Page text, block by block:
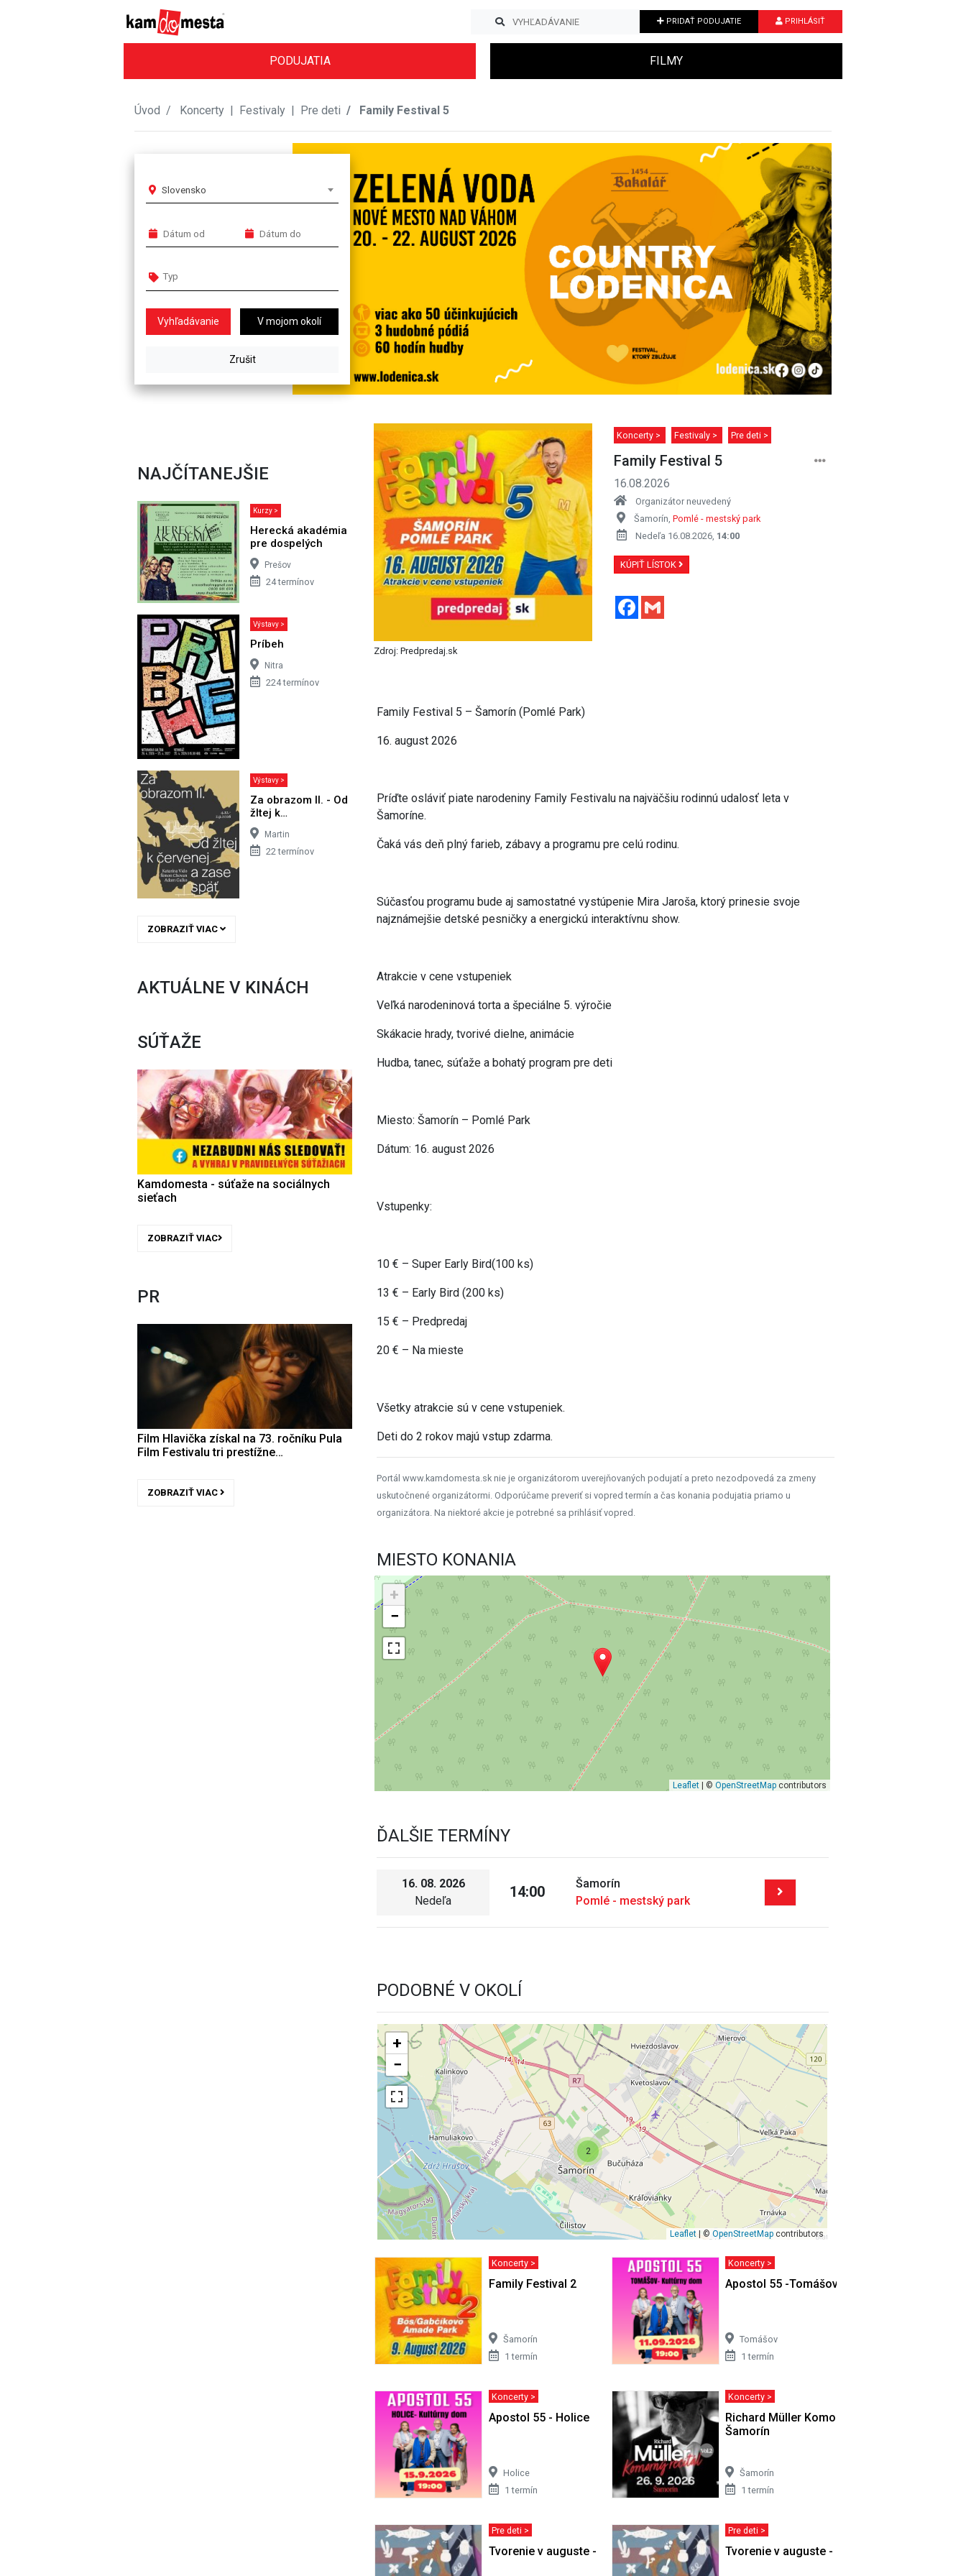
PRIDAŤ PODUJATIE PRIHLÁSIŤ
PODUJATIA FILMY
Úvod Koncerty | Festivaly | Pre deti Family Festival 5
Slovensko
V mojom okolí
Next
NAJČÍTANEJŠIE
Kurzy >
Herecká akadémia
pre dospelých
Prešov
24 termínov
Výstavy >
Príbeh
Nitra
224 termínov
Výstavy >
Za obrazom II. - Od
žltej k…
Martin
22 termínov
ZOBRAZIŤ VIAC
AKTUÁLNE V KINÁCH
SÚŤAŽE
Kamdomesta - súťaže na sociálnych
sieťach
ZOBRAZIŤ VIAC
PR
Film Hlavička získal na 73. ročníku Pula
Film Festivalu tri prestížne…
ZOBRAZIŤ VIAC
Zdroj: Predpredaj.sk
Koncerty > Festivaly > Pre deti >
Family Festival 5
16.08.2026
Organizátor neuvedený
Šamorín, Pomlé - mestský park
Nedeľa 16.08.2026, 14:00
KÚPIŤ LÍSTOK
Facebook
Family Festival 5 – Šamorín (Pomlé Park)
16. august 2026
Príďte osláviť piate narodeniny Family Festivalu na najväčšiu rodinnú udalosť leta v
Šamoríne.
Čaká vás deň plný farieb, zábavy a programu pre celú rodinu.
Súčasťou programu bude aj samostatné vystúpenie Mira Jaroša, ktorý prinesie svoje
najznámejšie detské pesničky a energickú interaktívnu show.
Atrakcie v cene vstupeniek
Veľká narodeninová torta a špeciálne 5. výročie
Skákacie hrady, tvorivé dielne, animácie
Hudba, tanec, súťaže a bohatý program pre deti
Miesto: Šamorín – Pomlé Park
Dátum: 16. august 2026
Vstupenky:
10 € – Super Early Bird(100 ks)
13 € – Early Bird (200 ks)
15 € – Predpredaj
20 € – Na mieste
Všetky atrakcie sú v cene vstupeniek.
Deti do 2 rokov majú vstup zdarma.
Portál www.kamdomesta.sk nie je organizátorom uverejňovaných podujatí a preto nezodpovedá za zmeny
uskutočnené organizátormi. Odporúčame preveriť si vopred termín a čas konania podujatia priamo u
organizátora. Na niektoré akcie je potrebné sa prihlásiť vopred.
MIESTO KONANIA
+
−
Leaflet| © OpenStreetMapcontributors
ĎALŠIE TERMÍNY
16. 08. 2026
Nedeľa
14:00
Šamorín
Pomlé - mestský park
PODOBNÉ V OKOLÍ
2
+
−
Leaflet | ©OpenStreetMap contributors
Koncerty >
Family Festival 2
Šamorín
1 termín
Koncerty >
Apostol 55 -Tomášov
Tomášov
1 termín
Koncerty >
Apostol 55 - Holice
Holice
1 termín
Koncerty >
Richard Müller Komorný Recitál -
Šamorín
Šamorín
1 termín
Pre deti >
Tvorenie v auguste - Mlok dunajský
Pre deti >
Tvorenie v auguste - Mlok dunajský